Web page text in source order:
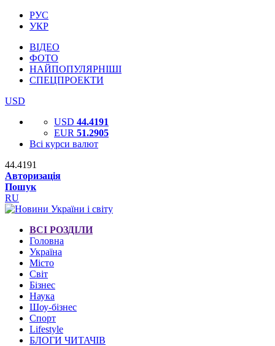
РУС
УКР
ВІДЕО
ФОТО
НАЙПОПУЛЯРНІШІ
СПЕЦПРОЕКТИ
USD
USD 44.4191
EUR 51.2905
Всі курси валют
44.4191
Авторизація
Пошук
RU
ВСІ РОЗДІЛИ
Головна
Україна
Місто
Світ
Бізнес
Наука
Шоу-бізнес
Спорт
Lifestyle
БЛОГИ ЧИТАЧІВ